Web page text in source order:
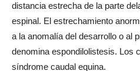
distancia estrecha de la parte
espinal. El estrechamiento
a la anomalía del desarrollo o al
denomina espondilolistesis. Los
síndrome caudal equina.